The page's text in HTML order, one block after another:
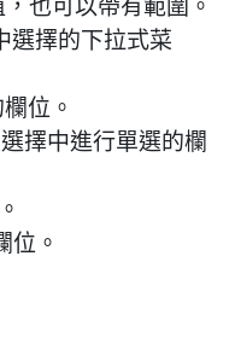
也可以帶有範圍。
擇的下拉式菜
位。
擇中進行單選的欄
。